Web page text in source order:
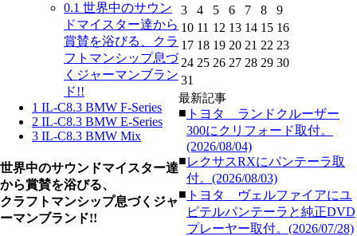
0.1 世界中のサウン
ドマイスター達から
賞賛を浴びる、クラ
フトマンシップ息づ
くジャーマンブラン
ド!!
1 IL-C8.3 BMW F-Series
2 IL-C8.3 BMW E-Series
3 IL-C8.3 BMW Mix
世界中のサウンドマイスター達
から賞賛を浴びる、
クラフトマンシップ息づくジャ
ーマンブランド!!
3
4 5 6 7 8
9
10 11 12 13 14 15 16
17 18 19 20 21 22 23
24 25 26 27 28 29 30
31
最新記事
■ トヨタ ランドクルーザー
300にクリフォード取付。
(2026/08/04)
■レクサスRXにパンテーラ取
付。(2026/08/03)
■ トヨタ ヴェルファイアにユ
ピテルパンテーラと純正DVD
プレーヤー取付。(2026/07/28)